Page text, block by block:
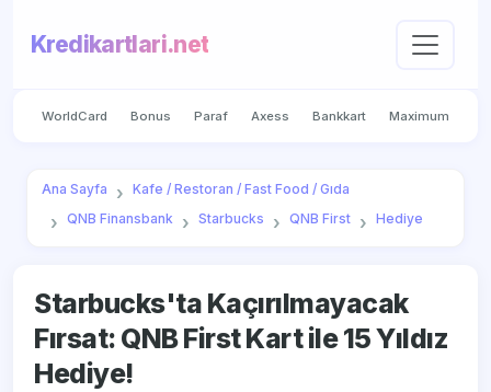
Kredikartlari.net
WorldCard Bonus Paraf Axess Bankkart Maximum
Ana Sayfa
Kafe / Restoran / Fast Food / Gıda
QNB Finansbank
Starbucks QNB First Hediye
Starbucks'ta Kaçırılmayacak
Fırsat: QNB First Kart ile 15 Yıldız
Hediye!